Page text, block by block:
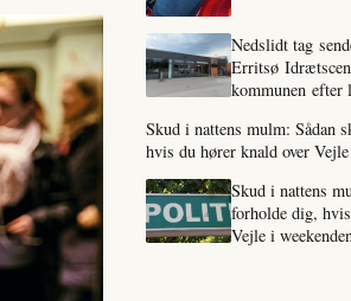
Nedslidt tag
Erritsø
kommunen efter
Skud i nattens mulm: Sådan
hvis du hører knald over
Skud i nattens
forholde dig,
Vejle i